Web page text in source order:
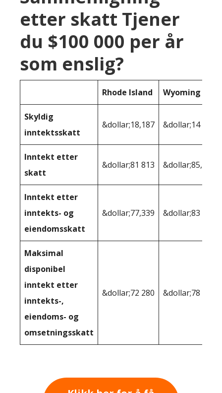
etter skatt Tjener
du $100 000 per år
som enslig?
Rhode Island Wyoming
Skyldig
inntektsskatt
&dollar;18,187 &dollar;14 768
Inntekt etter
skatt
&dollar;81 813 &dollar;85,232
Inntekt etter
inntekts- og
eiendomsskatt
&dollar;77,339 &dollar;83 075
Maksimal
disponibel
inntekt etter
inntekts-,
eiendoms- og
omsetningsskatt
&dollar;72 280 &dollar;78 953